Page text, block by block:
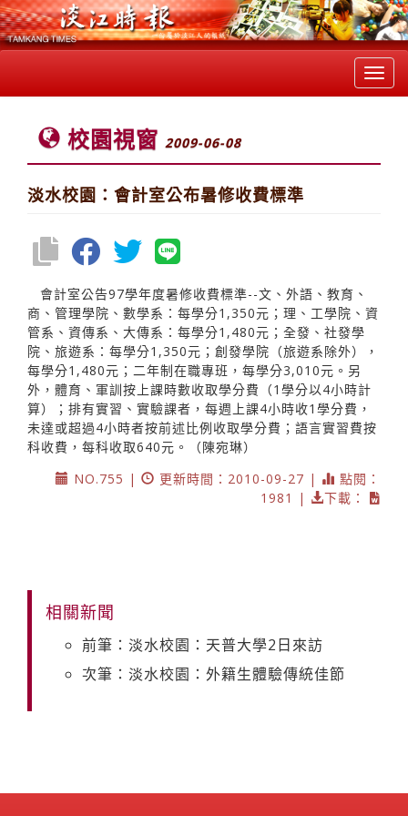
校園視窗 2009-06-08
淡水校園：會計室公布暑修收費標準
會計室公告97學年度暑修收費標準--文、外語、教育、
商、管理學院、數學系：每學分1,350元；理、工學院、資
管系、資傳系、大傳系：每學分1,480元；全發、社發學
院、旅遊系：每學分1,350元；創發學院（旅遊系除外），
每學分1,480元；二年制在職專班，每學分3,010元。另
外，體育、軍訓按上課時數收取學分費（1學分以4小時計
算）；排有實習、實驗課者，每週上課4小時收1學分費，
未達或超過4小時者按前述比例收取學分費；語言實習費按
科收費，每科收取640元。（陳宛琳）
NO.755 |
更新時間：2010-09-27 |
點閱：
1981 |
下載：
相關新聞
前筆：淡水校園：天普大學2日來訪
次筆：淡水校園：外籍生體驗傳統佳節